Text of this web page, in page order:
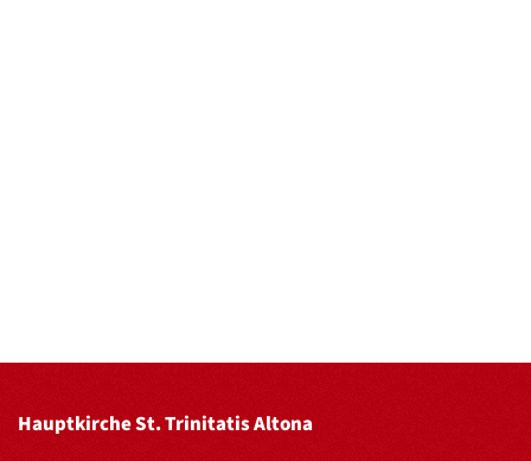
Hauptkirche St. Trinitatis Altona